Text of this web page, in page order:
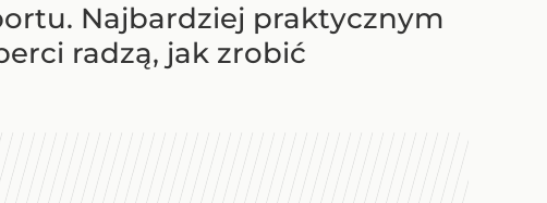
Najbardziej praktycznym
radzą, jak zrobić